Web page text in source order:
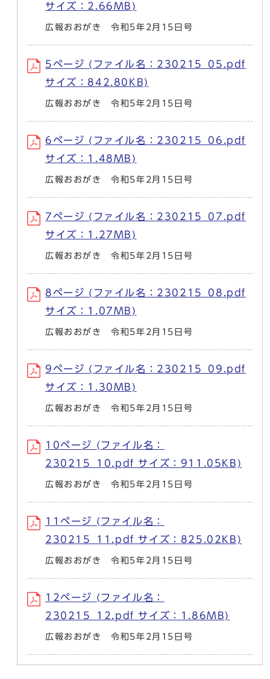
サイズ：2.66MB)
広報おおがき 令和5年2月15日号
5ページ (ファイル名：230215_05.pdf
サイズ：842.80KB)
広報おおがき 令和5年2月15日号
6ページ (ファイル名：230215_06.pdf
サイズ：1.48MB)
広報おおがき 令和5年2月15日号
7ページ (ファイル名：230215_07.pdf
サイズ：1.27MB)
広報おおがき 令和5年2月15日号
8ページ (ファイル名：230215_08.pdf
サイズ：1.07MB)
広報おおがき 令和5年2月15日号
9ページ (ファイル名：230215_09.pdf
サイズ：1.30MB)
広報おおがき 令和5年2月15日号
10ページ (ファイル名：
230215_10.pdf サイズ：911.05KB)
広報おおがき 令和5年2月15日号
11ページ (ファイル名：
230215_11.pdf サイズ：825.02KB)
広報おおがき 令和5年2月15日号
12ページ (ファイル名：
230215_12.pdf サイズ：1.86MB)
広報おおがき 令和5年2月15日号